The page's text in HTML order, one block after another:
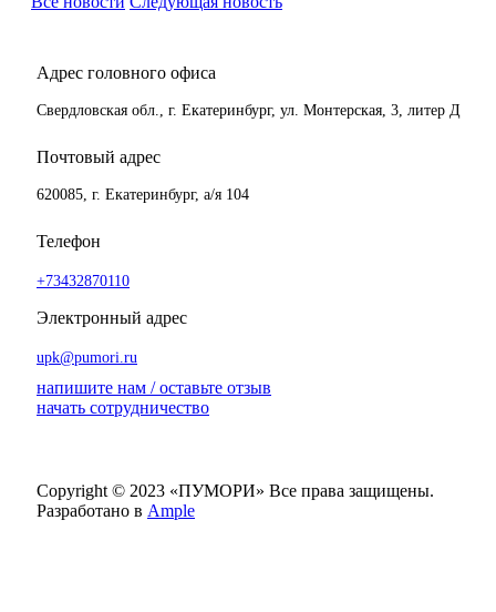
Адрес головного офиса
Свердловская обл., г. Екатеринбург, ул. Монтерская, 3, литер Д
Почтовый адрес
620085, г. Екатеринбург, а/я 104
Телефон
+73432870110
Электронный адрес
upk@pumori.ru
напишите нам / оставьте отзыв
начать сотрудничество
Copyright © 2023 «ПУМОРИ» Все права защищены.
Разработано в Ample